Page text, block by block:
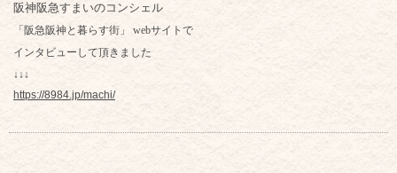
阪神阪急すまいのコンシェル
「阪急阪神と暮らす街」 webサイトで
インタビューして頂きました
↓↓↓
https://8984.jp/machi/